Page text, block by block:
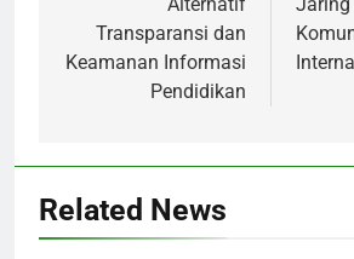
Transparansi dan
Keamanan Informasi
Pendidikan
Related News